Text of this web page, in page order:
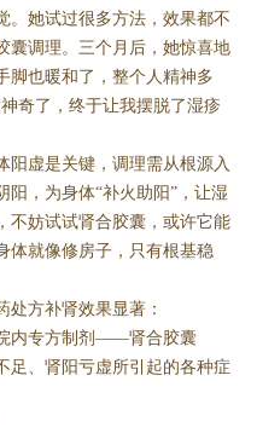
。她试过很多方法，效果都不
囊调理。三个月后，她惊喜地
脚也暖和了，整个人精神多
奇了，终于让我摆脱了湿疹
阳虚是关键，调理需从根源入
，为身体“补火助阳”，让湿
不妨试试肾合胶囊，或许它能
体就像修房子，只有根基稳
处方补肾效果显著：
内专方制剂——肾合胶囊
足、肾阳亏虚所引起的各种症